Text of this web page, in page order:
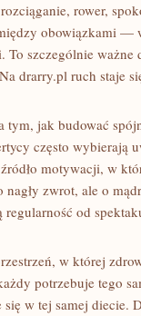
rozciąganie, rower,
obowiązkami —
To szczególnie
drarry.pl ruch staje
tym, jak budować
często wybierają
motywacji, w
nagły zwrot, ale o
regularność od
w której
potrzebuje tego
w tej samej diecie.